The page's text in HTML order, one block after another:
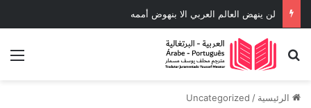
لن ينهض العالم العربي الا بنهوض أممه
بحث عن
الرئيسية /
Uncategorized